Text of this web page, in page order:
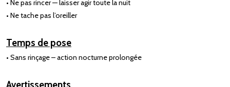
• Ne pas rincer — laisser agir toute la nuit
• Ne tache pas l’oreiller
Temps de pose
• Sans rinçage – action nocturne prolongée